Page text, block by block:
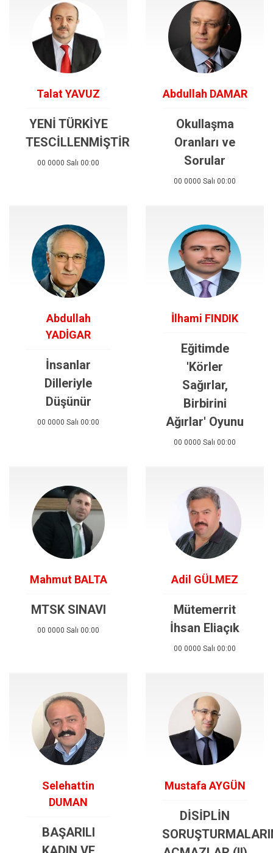
Talat YAVUZ
YENİ TÜRKİYE
TESCİLLENMİŞTİR
00 0000 Salı 00:00
Abdullah DAMAR
Okullaşma
Oranları ve
Sorular
00 0000 Salı 00:00
Abdullah
YADİGAR
İnsanlar
Dilleriyle
Düşünür
00 0000 Salı 00:00
İlhami FINDIK
Eğitimde
'Körler
Sağırlar,
Birbirini
Ağırlar' Oyunu
00 0000 Salı 00:00
Mahmut BALTA
MTSK SINAVI
00 0000 Salı 00:00
Adil GÜLMEZ
Mütemerrit
İhsan Eliaçık
00 0000 Salı 00:00
Selehattin
DUMAN
BAŞARILI
Mustafa AYGÜN
DİSİPLİN